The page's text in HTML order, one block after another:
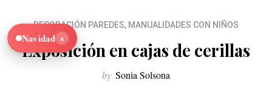
DECORACIÓN PAREDES, MANUALIDADES CON NIÑOS
Exposición en cajas de cerillas
by Sonia Solsona
Navidad ×